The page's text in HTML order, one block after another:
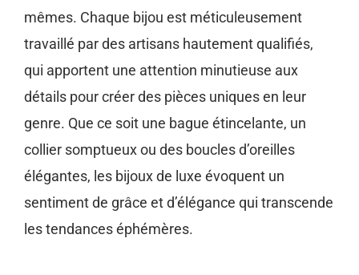
mêmes. Chaque bijou est méticuleusement
travaillé par des artisans hautement qualifiés,
qui apportent une attention minutieuse aux
détails pour créer des pièces uniques en leur
genre. Que ce soit une bague étincelante, un
collier somptueux ou des boucles d’oreilles
élégantes, les bijoux de luxe évoquent un
sentiment de grâce et d’élégance qui transcende
les tendances éphémères.